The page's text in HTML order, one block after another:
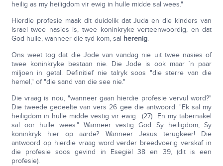
heilig as my heiligdom vir ewig in hulle midde sal wees."
Hierdie profesie maak dit duidelik dat Juda en die kinders van
Israel twee nasies is, twee koninkryke verteenwoordig, en dat
God hulle, wanneer die tyd kom, sal herenig.
Ons weet tog dat die Jode van vandag nie uit twee nasies of
twee koninkryke bestaan nie. Die Jode is ook maar `n paar
miljoen in getal. Definitief nie talryk soos "die sterre van die
hemel," of "die sand van die see nie."
Die vraag is nou, "wanneer gaan hierdie profesie vervul word?"
Die tweede gedeelte van vers 26 gee die antwoord: "Ek sal my
heiligdom in hulle midde vestig vir ewig. (27) En my tabernakel
sal oor hulle wees." Wanneer vestig God Sy heiligdom, Sy
koninkryk hier op aarde? Wanneer Jesus terugkeer! Die
antwoord op hierdie vraag word verder breedvoerig verskaf in
die profesie soos gevind in Esegiël 38 en 39, (dit is een
profesie).